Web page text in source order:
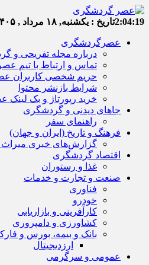
2:04:20تاریخ : یکشنبه, ۱۸ مرداد , ۱۴۰۵
عصرگردشگری
درباره مجله تفریحی و
تماس و ارتباط با تیم
حریم شخصی کاربران
شرایط بازنشر محتوا
خرید رپورتاژ و بک
جاهای دیدنی و گردشگری
راهنمای سفر
فرهنگ و تاریخ (ایران و جهان)
گزارش‌های خبری میراث
اقتصاد گردشگری
غذا و رستوران
صنعت و تجارت و خدمات
فناوری
خودرو
کارآفرینی و بازاریابی
کشاورزی و دامپروری
بانک و بیمه، بورس و
ارزدیجیتال
عمومی و سرگرمی